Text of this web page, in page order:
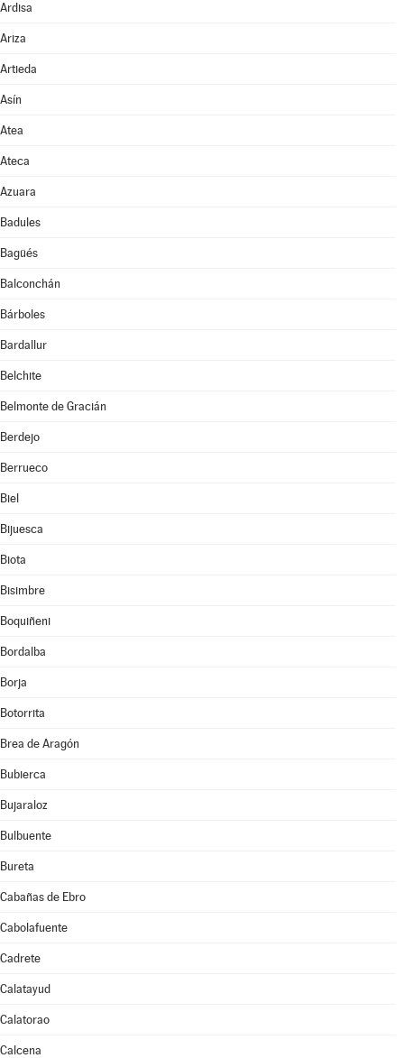
Ardisa
Ariza
Artieda
Asín
Atea
Ateca
Azuara
Badules
Bagüés
Balconchán
Bárboles
Bardallur
Belchite
Belmonte de Gracián
Berdejo
Berrueco
Biel
Bijuesca
Biota
Bisimbre
Boquiñeni
Bordalba
Borja
Botorrita
Brea de Aragón
Bubierca
Bujaraloz
Bulbuente
Bureta
Cabañas de Ebro
Cabolafuente
Cadrete
Calatayud
Calatorao
Calcena